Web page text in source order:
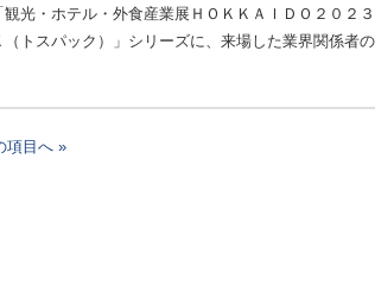
光・ホテル・外食産業展ＨＯＫＫＡＩＤＯ２０２３
トスパック）」シリーズに、来場した業界関係者
項目へ »